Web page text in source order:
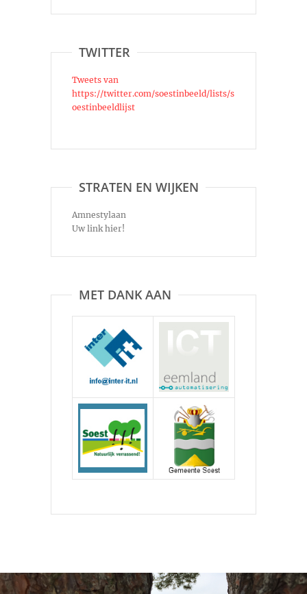
TWITTER
Tweets van
https://twitter.com/soestinbeeld/lists/s
oestinbeeldlijst
STRATEN EN WIJKEN
Amnestylaan
Uw link hier!
MET DANK AAN